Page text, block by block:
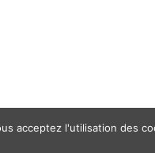
acceptez l'utilisation des